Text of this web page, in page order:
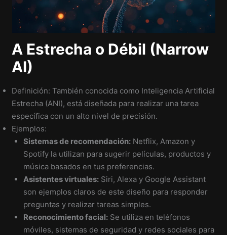
A Estrecha o Débil (Narrow
AI)
Definición: También conocida como Inteligencia Artificial
Estrecha (ANI), está diseñada para realizar una tarea
específica con un alto nivel de precisión.
Ejemplos:
Sistemas de recomendación:Netflix, Amazon y
Spotify la utilizan para sugerir películas, productos y
música basados en tus preferencias.
Asistentes virtuales:Siri, Alexa y Google Assistant
son ejemplos claros de este diseño para responder
preguntas y realizar tareas simples.
Reconocimiento facial:Se utiliza en teléfonos
móviles, sistemas de seguridad y redes sociales para